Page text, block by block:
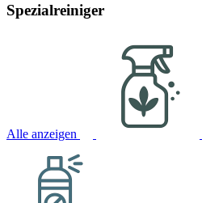
Spezialreiniger
Alle anzeigen